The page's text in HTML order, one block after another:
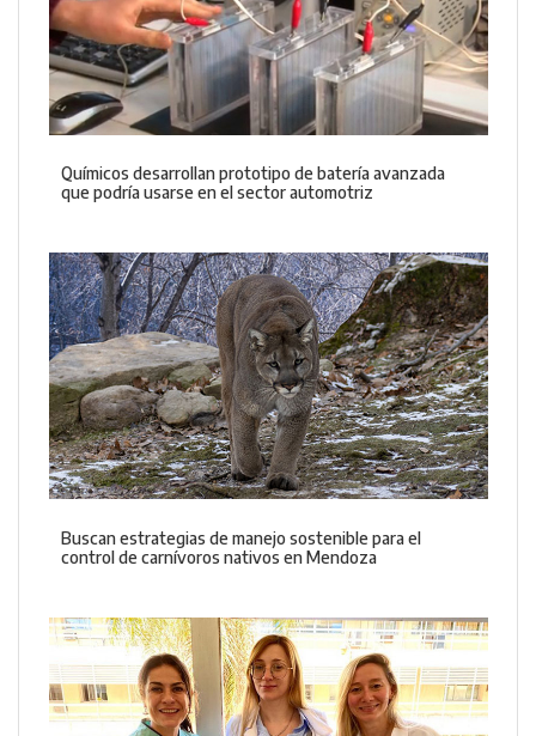
Químicos desarrollan prototipo de batería avanzada
que podría usarse en el sector automotriz
Buscan estrategias de manejo sostenible para el
control de carnívoros nativos en Mendoza